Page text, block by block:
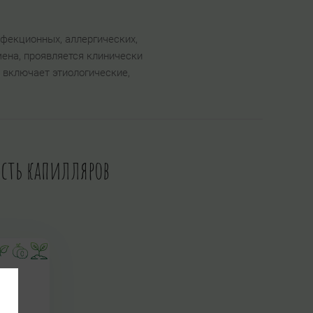
аллергических,
проявляется клинически
этиологические,
капилляров